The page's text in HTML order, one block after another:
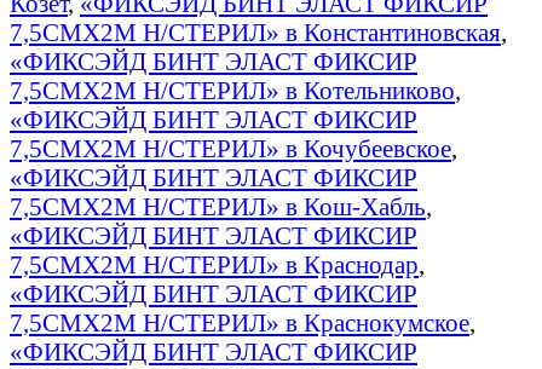
7,5СМX2М Н/СТЕРИЛ» в Константиновская,
«ФИКСЭЙД БИНТ ЭЛАСТ ФИКСИР
7,5СМX2М Н/СТЕРИЛ» в Котельниково,
«ФИКСЭЙД БИНТ ЭЛАСТ ФИКСИР
7,5СМX2М Н/СТЕРИЛ» в Кочубеевское,
«ФИКСЭЙД БИНТ ЭЛАСТ ФИКСИР
7,5СМX2М Н/СТЕРИЛ» в Кош-Хабль,
«ФИКСЭЙД БИНТ ЭЛАСТ ФИКСИР
7,5СМX2М Н/СТЕРИЛ» в Краснодар,
«ФИКСЭЙД БИНТ ЭЛАСТ ФИКСИР
7,5СМX2М Н/СТЕРИЛ» в Краснокумское,
«ФИКСЭЙД БИНТ ЭЛАСТ ФИКСИР